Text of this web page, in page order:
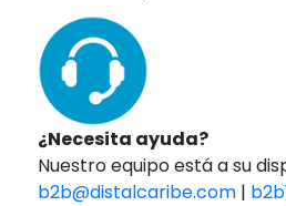
¿Necesita ayuda?
Nuestro equipo está a su
b2b@distalcaribe.com|